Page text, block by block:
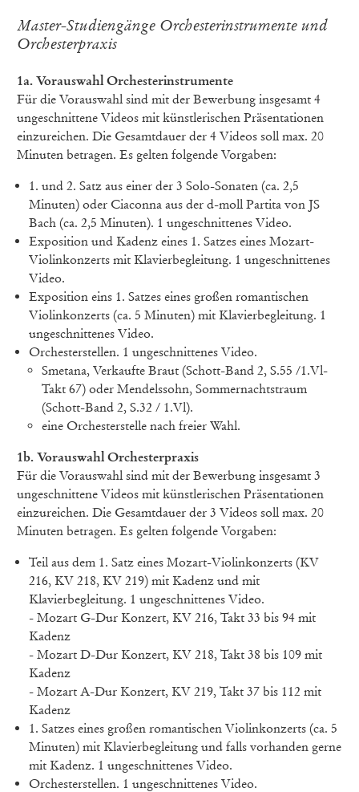
Master-Studiengänge Orchesterinstrumente und
Orchesterpraxis
1a. Vorauswahl Orchesterinstrumente
Für die Vorauswahl sind mit der Bewerbung insgesamt 4
ungeschnittene Videos mit künstlerischen Präsentationen
einzureichen. Die Gesamtdauer der 4 Videos soll max. 20
Minuten betragen. Es gelten folgende Vorgaben:
1. und 2. Satz aus einer der 3 Solo-Sonaten (ca. 2,5
Minuten) oder Ciaconna aus der d-moll Partita von JS
Bach (ca. 2,5 Minuten). 1 ungeschnittenes Video.
Exposition und Kadenz eines 1. Satzes eines Mozart-
Violinkonzerts mit Klavierbegleitung. 1 ungeschnittenes
Video.
Exposition eins 1. Satzes eines großen romantischen
Violinkonzerts (ca. 5 Minuten) mit Klavierbegleitung. 1
ungeschnittenes Video.
Orchesterstellen. 1 ungeschnittenes Video.
Smetana, Verkaufte Braut (Schott-Band 2, S.55 /1.Vl-
Takt 67) oder Mendelssohn, Sommernachtstraum
(Schott-Band 2, S.32 / 1.Vl).
eine Orchesterstelle nach freier Wahl.
1b. Vorauswahl Orchesterpraxis
Für die Vorauswahl sind mit der Bewerbung insgesamt 3
ungeschnittene Videos mit künstlerischen Präsentationen
einzureichen. Die Gesamtdauer der 3 Videos soll max. 20
Minuten betragen. Es gelten folgende Vorgaben:
Teil aus dem 1. Satz eines Mozart-Violinkonzerts (KV
216, KV 218, KV 219) mit Kadenz und mit
Klavierbegleitung. 1 ungeschnittenes Video.
- Mozart G-Dur Konzert, KV 216, Takt 33 bis 94 mit
Kadenz
- Mozart D-Dur Konzert, KV 218, Takt 38 bis 109 mit
Kadenz
- Mozart A-Dur Konzert, KV 219, Takt 37 bis 112 mit
Kadenz
1. Satzes eines großen romantischen Violinkonzerts (ca. 5
Minuten) mit Klavierbegleitung und falls vorhanden gerne
mit Kadenz. 1 ungeschnittenes Video.
Orchesterstellen. 1 ungeschnittenes Video.